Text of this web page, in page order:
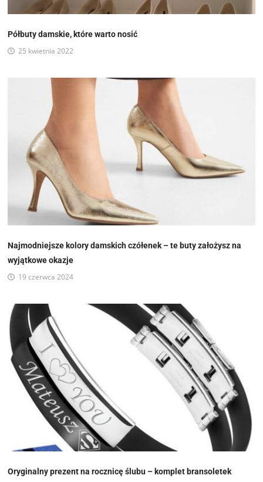
Półbuty damskie, które warto nosić
25 kwietnia 2022
Najmodniejsze kolory damskich czółenek – te buty założysz na
wyjątkowe okazje
19 czerwca 2024
Oryginalny prezent na rocznicę ślubu – komplet bransoletek